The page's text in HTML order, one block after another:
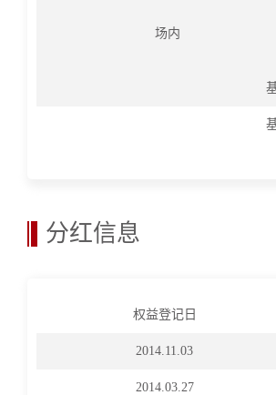
场内
分红信息
权益登记日
2014.11.03
2014.03.27